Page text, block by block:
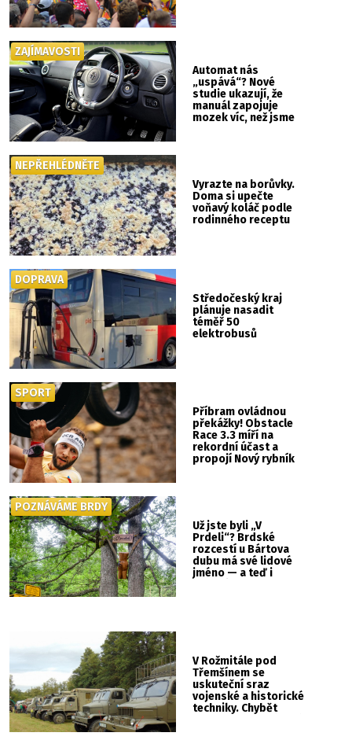
Automat nás
„uspává“? Nové
studie ukazují, že
manuál zapojuje
mozek víc, než jsme
ZAJÍMAVOSTI
Vyrazte na borůvky.
Doma si upečte
voňavý koláč podle
rodinného receptu
NEPŘEHLÉDNĚTE
Středočeský kraj
plánuje nasadit
téměř 50
elektrobusů
DOPRAVA
Příbram ovládnou
překážky! Obstacle
Race 3.3 míří na
rekordní účast a
propojí Nový rybník
SPORT
Už jste byli „V
Prdeli“? Brdské
rozcestí u Bártova
dubu má své lidové
jméno — a teď i
POZNÁVÁME BRDY
V Rožmitále pod
Třemšínem se
uskuteční sraz
vojenské a historické
techniky. Chybět